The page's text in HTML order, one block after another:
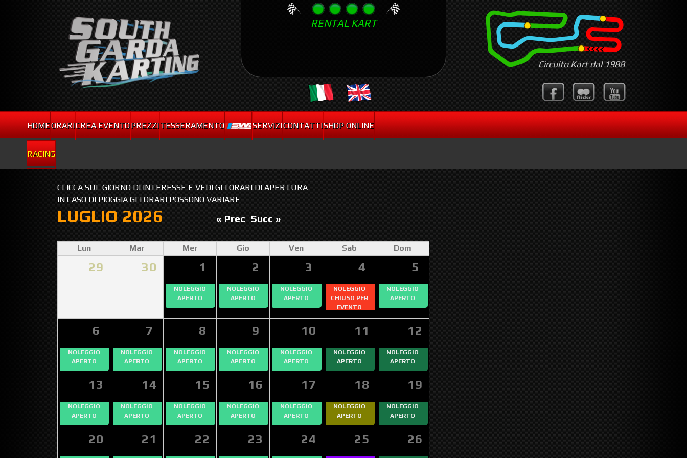
Skip
Circuito Kart dal 1988
RENTAL KART
HOMEORARICREA EVENTOPREZZITESSERAMENTO . SERVIZICONTATTISHOP ONLINE
RACING
CLICCA SUL GIORNO DI INTERESSE E VEDI GLI ORARI DI APERTURA
IN CASO DI PIOGGIA GLI ORARI POSSONO VARIARE
LUGLIO 2026 « Prec Succ »
Lun Mar Mer Gio Ven Sab Dom
29 30 1 2 3 4 5
NOLEGGIO
APERTO
NOLEGGIO
APERTO
NOLEGGIO
APERTO
NOLEGGIO
CHIUSO PER
EVENTO
NOLEGGIO
APERTO
6 7 8 9 10 11 12
NOLEGGIO
APERTO
NOLEGGIO
APERTO
NOLEGGIO
APERTO
NOLEGGIO
APERTO
NOLEGGIO
APERTO
NOLEGGIO
APERTO
NOLEGGIO
APERTO
13 14 15 16 17 18 19
NOLEGGIO
APERTO
NOLEGGIO
APERTO
NOLEGGIO
APERTO
NOLEGGIO
APERTO
NOLEGGIO
APERTO
NOLEGGIO
APERTO
NOLEGGIO
APERTO
20 21 22 23 24 25 26